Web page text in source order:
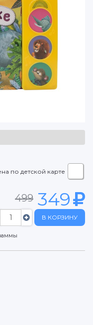
по детской карте
499 349
В КОРЗИНУ